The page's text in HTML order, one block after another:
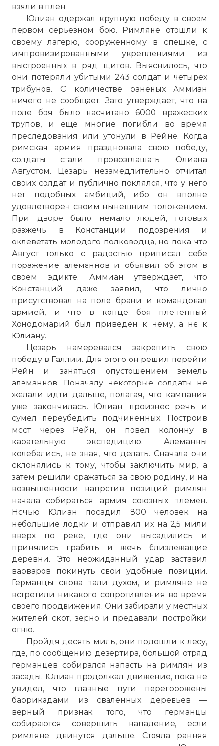
взяли в плен.
Юлиан одержал крупную победу в своем
первом серьезном бою. Римляне отошли к
своему лагерю, сооруженному в спешке, с
импровизированными укреплениями из
выстроенных в ряд щитов. Выяснилось, что
они потеряли убитыми 243 солдат и четырех
трибунов. О количестве раненых Аммиан
ничего не сообщает. Зато утверждает, что на
поле боя было насчитано 6000 вражеских
трупов, и еще многие погибли во время
преследования или утонули в Рейне. Когда
римская армия праздновала свою победу,
солдаты стали провозглашать Юлиана
Августом. Цезарь незамедлительно отчитал
своих солдат и публично поклялся, что у него
нет подобных амбиций, ибо он вполне
удовлетворен своим нынешним положением.
При дворе было немало людей, готовых
разжечь в Констанции подозрения и
оклеветать молодого полководца, но пока что
Август только с радостью приписал себе
поражение алеманнов и объявил об этом в
своем эдикте. Аммиан утверждает, что
Констанций даже заявил, что лично
присутствовал на поле брани и командовал
армией, и что в конце боя плененный
Хонодомарий был приведен к нему, а не к
Юлиану.
Цезарь намеревался закрепить свою
победу в Галлии. Для этого он решил перейти
Рейн и заняться опустошением земель
алеманнов. Поначалу некоторые солдаты не
желали идти дальше, полагая, что кампания
уже закончилась. Юлиан произнес речь и
сумел переубедить подчиненных. Построив
мост через Рейн, он повел колонну в
карательную экспедицию. Алеманны
колебались, не зная, что делать. Сначала они
склонялись к тому, чтобы заключить мир, а
затем решили сражаться за свою родину, и на
возвышенности напротив позиций римлян
начала собираться армия союзных племен.
Ночью Юлиан посадил 800 человек на
небольшие лодки и отправил их на 2,5 мили
вверх по реке, где они высадились и
принялись грабить и жечь близлежащие
деревни. Это неожиданный удар заставил
варваров покинуть свои удобные позиции.
Германцы снова пали духом, и римляне не
встретили никакого сопротивления во время
своего продвижения. Они забирали у местных
жителей скот, зерно и предавали постройки
огню.
Пройдя десять миль, они подошли к лесу,
где, по сообщению дезертира, большой отряд
германцев собирался напасть на римлян из
засады. Юлиан продолжал движение, пока не
увидел, что главные пути перегорожены
баррикадами из сваленных деревьев —
верный признак того, что германцы
собираются совершить нападение, если
римляне двинутся дальше. Стояла ранняя
Вернуться в статью:Битва при
Аргенторате